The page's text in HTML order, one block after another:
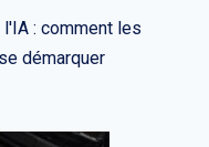
: comment les
démarquer